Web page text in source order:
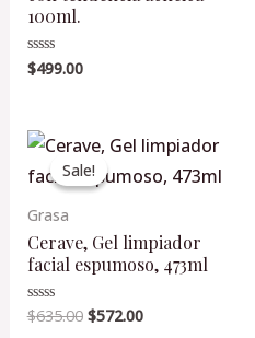
100ml.
Valorado
en
$499.00
Sale!
Sale!
Grasa
Cerave, Gel limpiador
facial espumoso, 473ml
Valorado
en
$635.00
Original
price
was:
$635.00.
$572.00
Current
price
is: